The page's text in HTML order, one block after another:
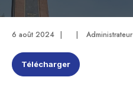
6 août 2024 | | Administrateur
Télécharger